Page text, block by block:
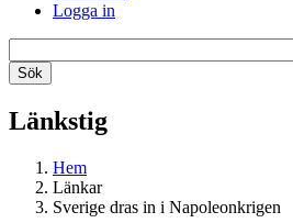
Logga in
Länkstig
Hem
Länkar
Sverige dras in i Napoleonkrigen